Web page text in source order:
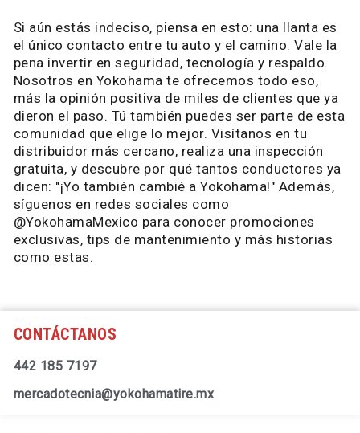
Si aún estás indeciso, piensa en esto: una llanta es
el único contacto entre tu auto y el camino. Vale la
pena invertir en seguridad, tecnología y respaldo.
Nosotros en Yokohama te ofrecemos todo eso,
más la opinión positiva de miles de clientes que ya
dieron el paso. Tú también puedes ser parte de esta
comunidad que elige lo mejor. Visítanos en tu
distribuidor más cercano, realiza una inspección
gratuita, y descubre por qué tantos conductores ya
dicen: "¡Yo también cambié a Yokohama!" Además,
síguenos en redes sociales como
@YokohamaMexico para conocer promociones
exclusivas, tips de mantenimiento y más historias
como estas.
CONTÁCTANOS
442 185 7197
mercadotecnia@yokohamatire.mx